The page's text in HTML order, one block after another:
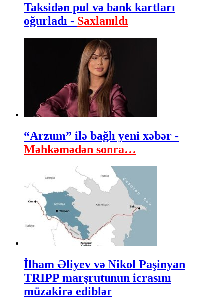
Taksidən pul və bank kartları
oğurladı - Saxlanıldı
“Arzum” ilə bağlı yeni xəbər -
Məhkəmədən sonra…
İlham Əliyev və Nikol Paşinyan
TRIPP marşrutunun icrasını
müzakirə ediblər